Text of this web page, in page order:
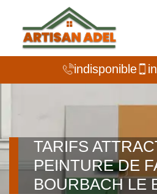
indisponible
TARIFS
PEINTURE DE
BOURBACH LE